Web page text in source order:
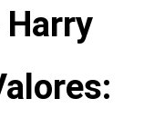
Harry